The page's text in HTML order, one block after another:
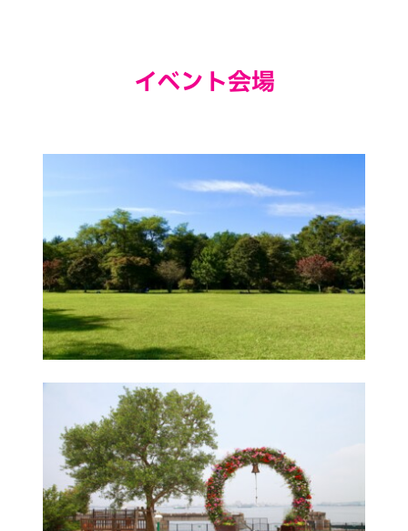
イベント会場